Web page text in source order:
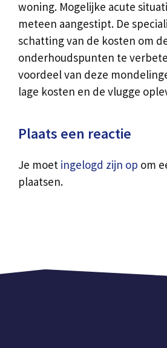
woning. Mogelijke acute
meteen aangestipt. De
schatting van de kosten om
onderhoudspunten te
voordeel van deze
lage kosten en de vlugge
Plaats een reactie
Je moet ingelogd zijn op om
plaatsen.